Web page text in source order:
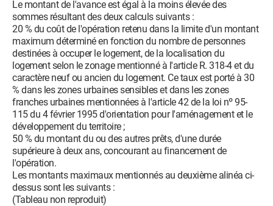
Le montant de l'avance est égal à la moins élevée des
sommes résultant des deux calculs suivants :
20 % du coût de l'opération retenu dans la limite d'un montant
maximum déterminé en fonction du nombre de personnes
destinées à occuper le logement, de la localisation du
logement selon le zonage mentionné à l'article R. 318-4 et du
caractère neuf ou ancien du logement. Ce taux est porté à 30
% dans les zones urbaines sensibles et dans les zones
franches urbaines mentionnées à l'article 42 de la loi nº 95-
115 du 4 février 1995 d'orientation pour l'aménagement et le
développement du territoire ;
50 % du montant du ou des autres prêts, d'une durée
supérieure à deux ans, concourant au financement de
l'opération.
Les montants maximaux mentionnés au deuxième alinéa ci-
dessus sont les suivants :
(Tableau non reproduit)